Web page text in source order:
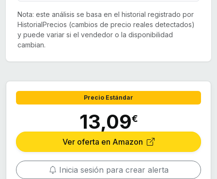
Nota: este análisis se basa en el historial registrado por
HistorialPrecios (cambios de precio reales detectados)
y puede variar si el vendedor o la disponibilidad
cambian.
Precio Estándar
13,09€
Ver oferta en Amazon
Inicia sesión para crear alerta